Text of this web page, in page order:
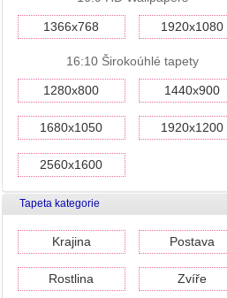
1366x768 1920x1080
16:10 Širokoúhlé tapety
1280x800 1440x900
1680x1050 1920x1200
2560x1600
Tapeta kategorie
Krajina Postava
Rostlina Zvíře